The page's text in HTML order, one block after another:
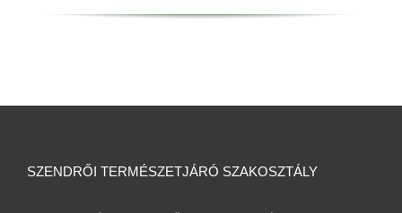
SZENDRŐI TERMÉSZETJÁRÓ SZAKOSZTÁLY